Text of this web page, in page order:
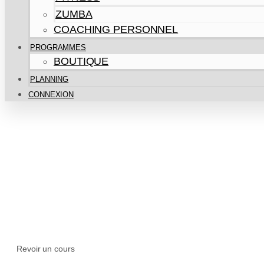
ZUMBA
COACHING PERSONNEL
PROGRAMMES
BOUTIQUE
PLANNING
CONNEXION
Revoir un cours